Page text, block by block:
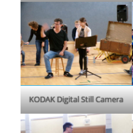
KODAK Digital Still Camera